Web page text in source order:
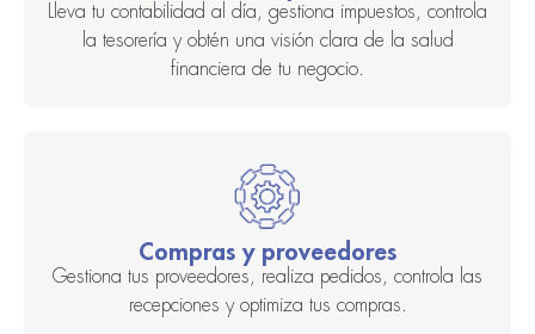
Lleva tu contabilidad al día, gestiona impuestos, controla
la tesorería y obtén una visión clara de la salud
financiera de tu negocio.
Compras y proveedores
Gestiona tus proveedores, realiza pedidos, controla las
recepciones y optimiza tus compras.